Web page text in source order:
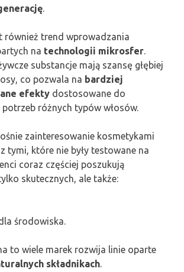
.
również trend wprowadzania
na technologii mikrosfer.
substancje mają szansę głębiej
co pozwala na bardziej
efekty dostosowane do
różnych typów włosów.
zainteresowanie kosmetykami
tymi, które nie były testowane na
coraz częściej poszukują
skutecznych, ale także:
środowiska.
to wiele marek rozwija linie oparte
składnikach.